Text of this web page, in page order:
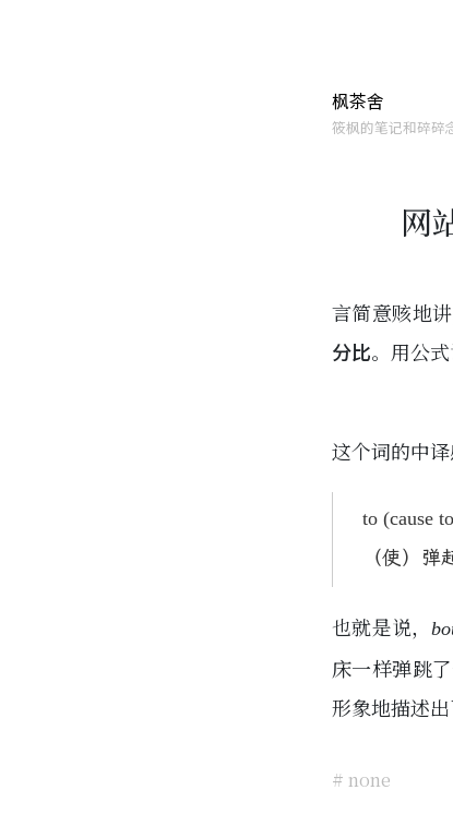
枫茶舍
筱枫的笔记和碎碎
网
言简意赅地讲
分比。用公式
这个词的中
to (cause
（使）
也就是说，
床一样弹跳
形象地描述出
# none